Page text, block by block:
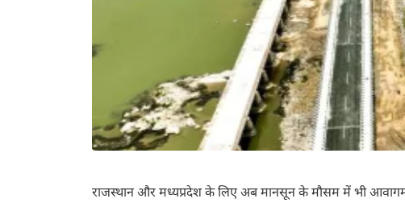
राजस्थान और मध्यप्रदेश के लिए अब मानसून के मौसम में भी